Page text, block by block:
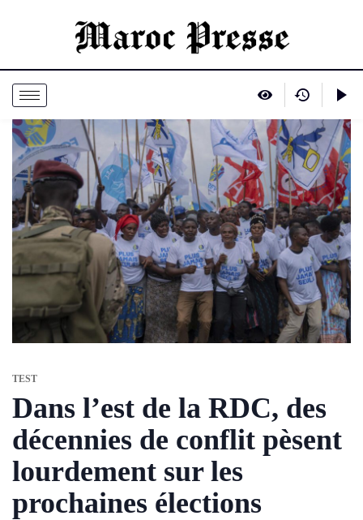
TEST
Dans l’est de la RDC, des
décennies de conflit pèsent
lourdement sur les
prochaines élections